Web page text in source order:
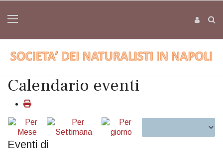
Calendario eventi
Eventi di